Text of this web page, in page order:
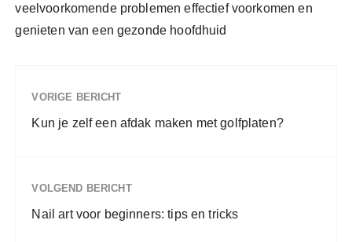
veelvoorkomende problemen effectief voorkomen en
genieten van een gezonde hoofdhuid
VORIGE BERICHT
Kun je zelf een afdak maken met golfplaten?
VOLGEND BERICHT
Nail art voor beginners: tips en tricks